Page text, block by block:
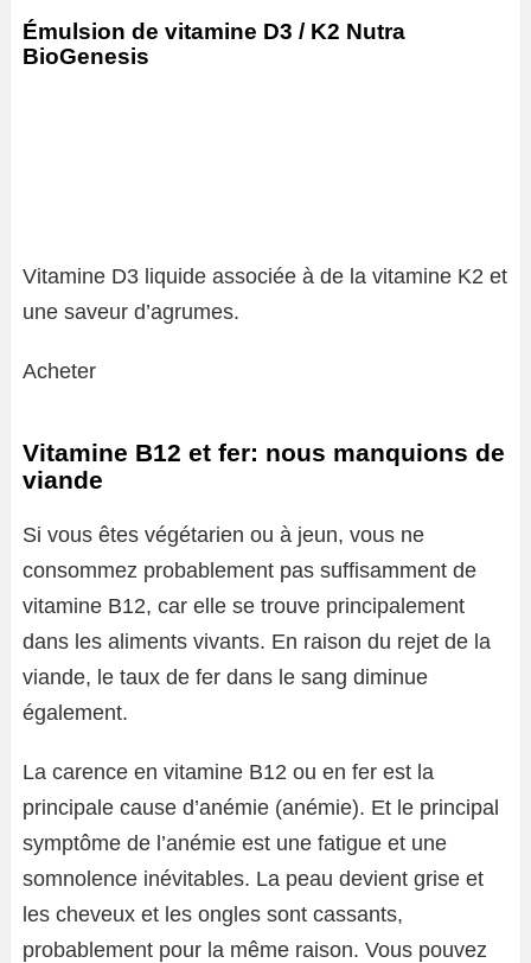
Émulsion de vitamine D3 / K2 Nutra
BioGenesis
Vitamine D3 liquide associée à de la vitamine K2 et
une saveur d’agrumes.
Acheter
Vitamine B12 et fer: nous manquions de
viande
Si vous êtes végétarien ou à jeun, vous ne
consommez probablement pas suffisamment de
vitamine B12, car elle se trouve principalement
dans les aliments vivants. En raison du rejet de la
viande, le taux de fer dans le sang diminue
également.
La carence en vitamine B12 ou en fer est la
principale cause d’anémie (anémie). Et le principal
symptôme de l’anémie est une fatigue et une
somnolence inévitables. La peau devient grise et
les cheveux et les ongles sont cassants,
probablement pour la même raison. Vous pouvez